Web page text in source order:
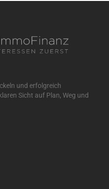
und erfolgreich
Sicht auf Plan, Weg und